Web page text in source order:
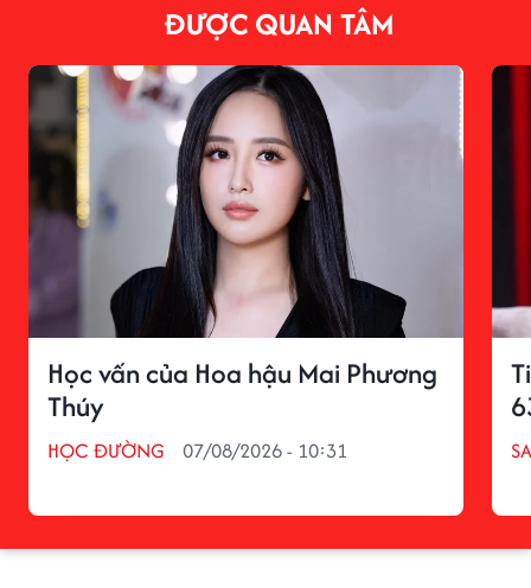
ĐƯỢC QUAN TÂM
Học vấn của Hoa hậu Mai Phương
Thúy
HỌC ĐƯỜNG 07/08/2026 - 10:31